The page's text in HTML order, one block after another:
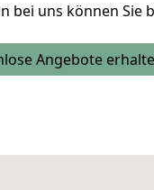
bei uns können Sie
Angebote